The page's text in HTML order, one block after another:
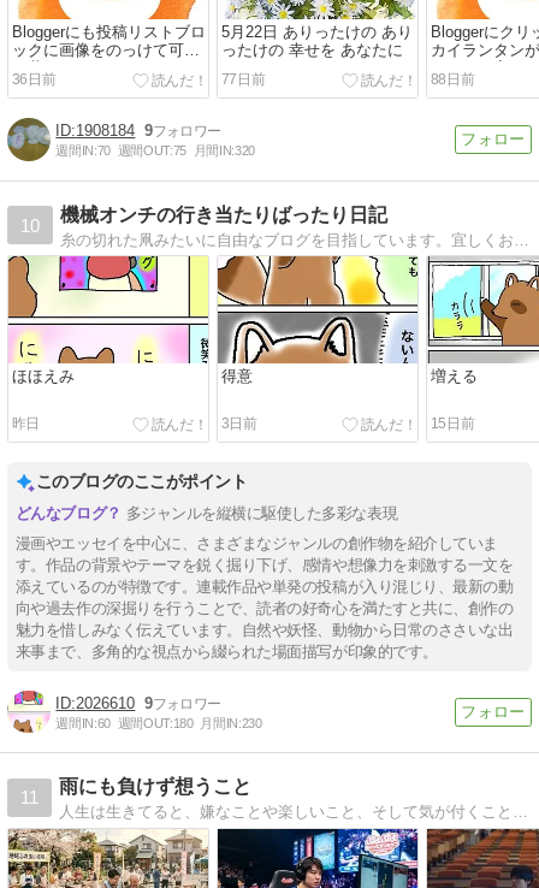
Bloggerにも投稿リストブロ
ックに画像をのっけて可愛
く装飾した
36日前
5月22日 ありったけの あり
ったけの 幸せを あなたに
77日前
Bloggerにクリ
カイランタン
ェクトに変え
88日前
1908184 9
週間IN:70 週間OUT:75 月間IN:320
10
機械オンチの行き当たりばったり日記
ほほえみ
昨日
得意
3日前
増える
15日前
このブログのここがポイント
多ジャンルを縦横に駆使した多彩な表現
漫画やエッセイを中心に、さまざまなジャンルの創作物を紹介していま
す。作品の背景やテーマを鋭く掘り下げ、感情や想像力を刺激する一文を
添えているのが特徴です。連載作品や単発の投稿が入り混じり、最新の動
向や過去作の深掘りを行うことで、読者の好奇心を満たすと共に、創作の
魅力を惜しみなく伝えています。自然や妖怪、動物から日常のささいな出
来事まで、多角的な視点から綴られた場面描写が印象的です。
2026610 9
週間IN:60 週間OUT:180 月間IN:230
11
雨にも負けず想うこと
人生は生きてると、嫌なことや楽しいこと、そして気が付くこと、色々とあるでしょう。タイトルは宮沢賢治の「雨ニモマケズ」から引用してます。日常の気になる事を描いていきます。Welcome , ようこそ(´ﾟωﾟ｀)